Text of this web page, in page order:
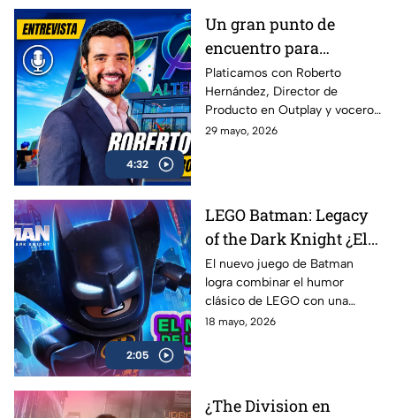
4:32
Un gran punto de
encuentro para
conectar con más
gamers | Entrevista con
Roberto Hernández
Platicamos con Roberto
Hernández, Director de
Producto en Outplay y vocero
de Alternia, sobre el
cómo Alternia busca redefinir
el entretenimiento para las
nuevas generaciones
29 mayo, 2026
2:05
LEGO Batman: Legacy
of the Dark Knight ¿El
mejor de la franqucia? |
AZE REVIEW
El nuevo juego de Batman
logra combinar el humor
clásico de LEGO con una
aventura llena de acción,
18 mayo, 2026
¿The Division en